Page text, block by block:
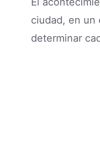
ciudad, en un
determinar